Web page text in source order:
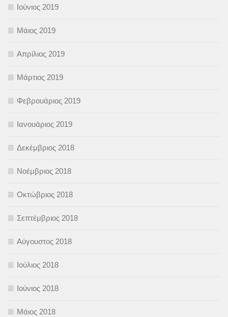
Ιούνιος 2019
Μάιος 2019
Απρίλιος 2019
Μάρτιος 2019
Φεβρουάριος 2019
Ιανουάριος 2019
Δεκέμβριος 2018
Νοέμβριος 2018
Οκτώβριος 2018
Σεπτέμβριος 2018
Αύγουστος 2018
Ιούλιος 2018
Ιούνιος 2018
Μάιος 2018